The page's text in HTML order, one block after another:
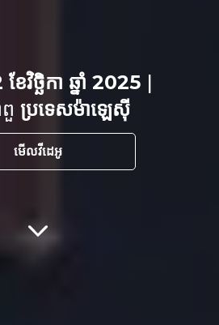
ខែវិច្ឆិកា ឆ្នាំ 2025 |
ប្រទេសម៉ាឡេស៊ី
មើលវីដេអូ